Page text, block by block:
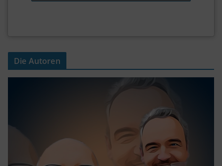
Die Autoren